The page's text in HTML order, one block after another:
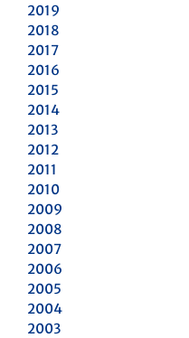
2019
2018
2017
2016
2015
2014
2013
2012
2011
2010
2009
2008
2007
2006
2005
2004
2003